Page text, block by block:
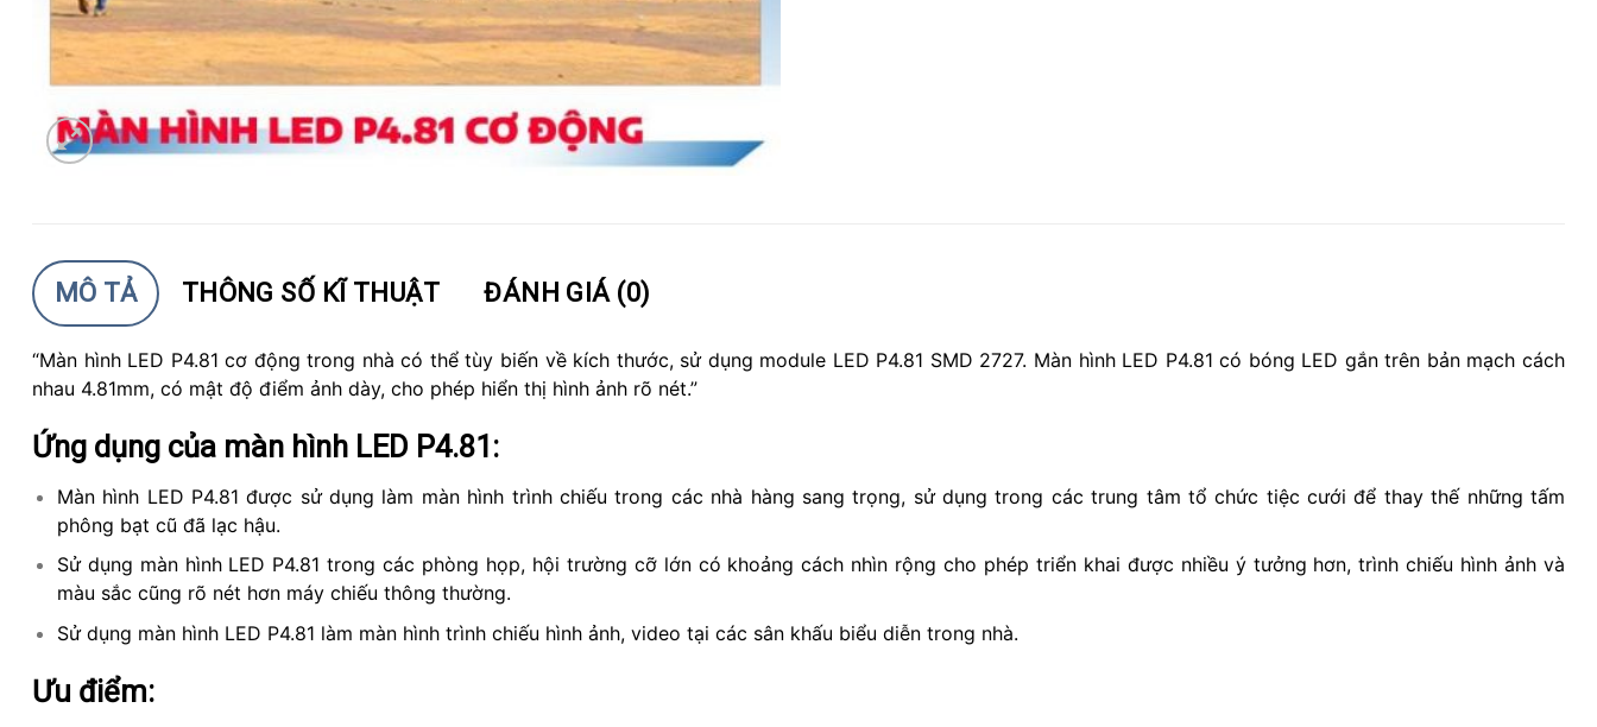
MÔ TẢ THÔNG SỐ KĨ THUẬT ĐÁNH GIÁ (0)
“Màn hình LED P4.81 cơ động trong nhà có thể tùy biến về kích thước, sử dụng module LED P4.81 SMD 2727. Màn hình LED P4.81 có bóng LED gắn trên bản mạch cách
nhau 4.81mm, có mật độ điểm ảnh dày, cho phép hiển thị hình ảnh rõ nét.”
Ứng dụng của màn hình LED P4.81:
Màn hình LED P4.81 được sử dụng làm màn hình trình chiếu trong các nhà hàng sang trọng, sử dụng trong các trung tâm tổ chức tiệc cưới để thay thế những tấm
phông bạt cũ đã lạc hậu.
Sử dụng màn hình LED P4.81 trong các phòng họp, hội trường cỡ lớn có khoảng cách nhìn rộng cho phép triển khai được nhiều ý tưởng hơn, trình chiếu hình ảnh và
màu sắc cũng rõ nét hơn máy chiếu thông thường.
Sử dụng màn hình LED P4.81 làm màn hình trình chiếu hình ảnh, video tại các sân khấu biểu diễn trong nhà.
Ưu điểm: